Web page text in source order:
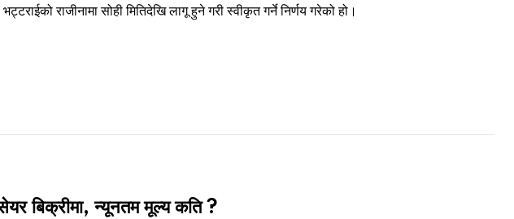
राजीनामा सोही मितिदेखि लागू हुने गरी स्वीकृत गर्ने निर्णय गरेको हो।
बिक्रीमा, न्यूनतम मूल्य कति ?